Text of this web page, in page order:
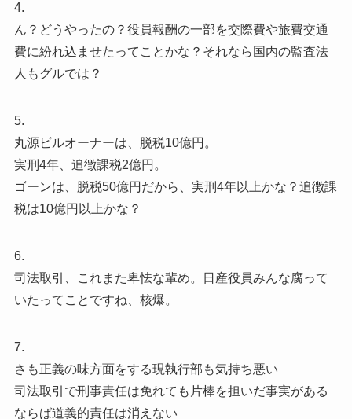
4.
ん？どうやったの？役員報酬の一部を交際費や旅費交通
費に紛れ込ませたってことかな？それなら国内の監査法
人もグルでは？
5.
丸源ビルオーナーは、脱税10億円。
実刑4年、追徴課税2億円。
ゴーンは、脱税50億円だから、実刑4年以上かな？追徴課
税は10億円以上かな？
6.
司法取引、これまた卑怯な輩め。日産役員みんな腐って
いたってことですね、核爆。
7.
さも正義の味方面をする現執行部も気持ち悪い
司法取引で刑事責任は免れても片棒を担いだ事実がある
ならば道義的責任は消えない